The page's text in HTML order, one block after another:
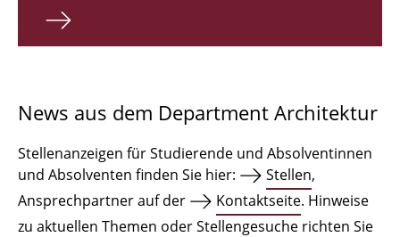
Master Architektur
Qualifikationsprofil
Institute
Einrichtungen
News aus dem Department Architektur
Stellenanzeigen für Studierende und Absolventinnen
und Absolventen finden Sie hier:
Stellen,
Ansprechpartner auf der
Kontaktseite. Hinweise
zu aktuellen Themen oder Stellengesuche richten Sie